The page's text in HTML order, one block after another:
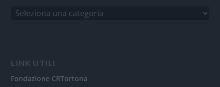
LINK UTILI
Fondazione CRTortona